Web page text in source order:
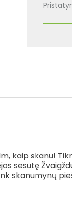
kaip skanu!
sesutę
skanumynų